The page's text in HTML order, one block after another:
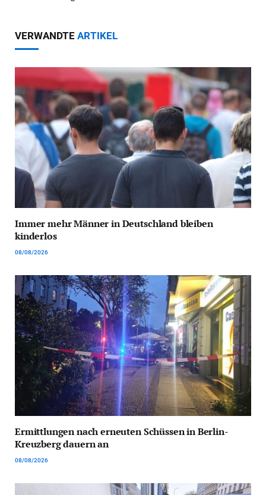
VERWANDTE ARTIKEL
Immer mehr Männer in Deutschland bleiben
kinderlos
08/08/2026
Ermittlungen nach erneuten Schüssen in Berlin-
Kreuzberg dauern an
08/08/2026